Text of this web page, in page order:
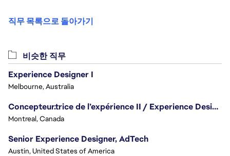
직무 목록으로 돌아가기
비슷한 직무
Experience Designer I
Melbourne, Australia
Concepteur.trice de l’expérience II / Experience Designer II
Montreal, Canada
Senior Experience Designer, AdTech
Austin, United States of America